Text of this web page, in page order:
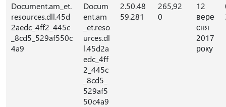
Document.am_et.
resources.dll.45d
2aedc_4ff2_445c
_8cd5_529af550c
4a9
Docum
ent.am
_et.reso
urces.dl
l.45d2a
edc_4ff
2_445c
_8cd5_
529af5
50c4a9
2.50.48
59.281
265,92
0
12
вере
сня
2017
року